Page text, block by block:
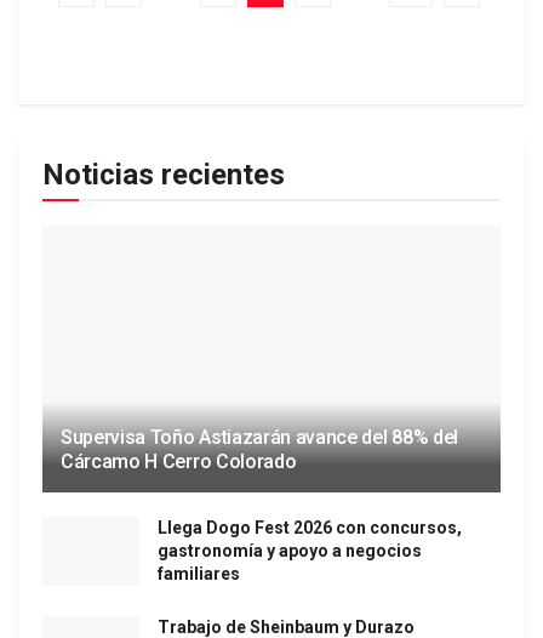
Noticias recientes
Supervisa Toño Astiazarán avance del 88% del
Cárcamo H Cerro Colorado
Llega Dogo Fest 2026 con concursos,
gastronomía y apoyo a negocios
familiares
Trabajo de Sheinbaum y Durazo